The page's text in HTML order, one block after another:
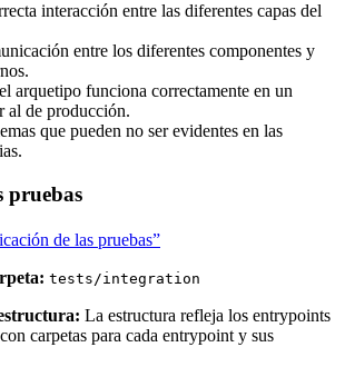
interacción entre las diferentes capas del
entre los diferentes componentes y
arquetipo funciona correctamente en un
al de producción.
que pueden no ser evidentes en las
pruebas
de las pruebas”
tests/integration
La estructura refleja los entrypoints
carpetas para cada entrypoint y sus